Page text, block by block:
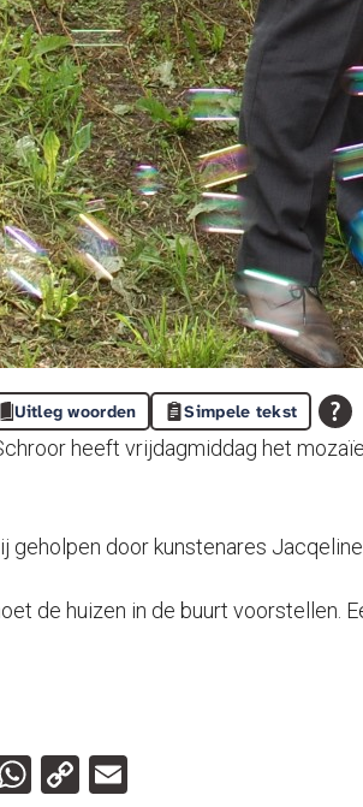
Uitleg woorden Simpele tekst
heeft vrijdagmiddag het
geholpen door kunstenares
de huizen in de buurt voorstellen.
WhatsApp
Copy